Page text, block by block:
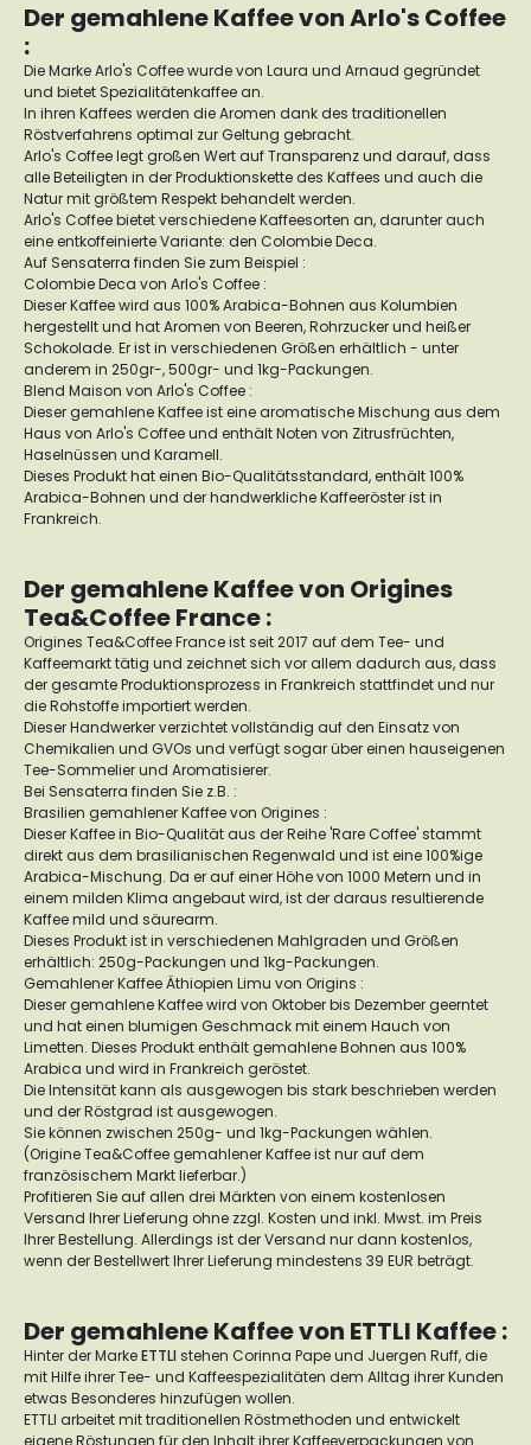
Der gemahlene Kaffee von Arlo's Coffee
:
Die Marke Arlo's Coffee wurde von Laura und Arnaud gegründet
und bietet Spezialitätenkaffee an.
In ihren Kaffees werden die Aromen dank des traditionellen
Röstverfahrens optimal zur Geltung gebracht.
Arlo's Coffee legt großen Wert auf Transparenz und darauf, dass
alle Beteiligten in der Produktionskette des Kaffees und auch die
Natur mit größtem Respekt behandelt werden.
Arlo's Coffee bietet verschiedene Kaffeesorten an, darunter auch
eine entkoffeinierte Variante: den Colombie Deca.
Auf Sensaterra finden Sie zum Beispiel :
Colombie Deca von Arlo's Coffee :
Dieser Kaffee wird aus 100% Arabica-Bohnen aus Kolumbien
hergestellt und hat Aromen von Beeren, Rohrzucker und heißer
Schokolade. Er ist in verschiedenen Größen erhältlich - unter
anderem in 250gr-, 500gr- und 1kg-Packungen.
Blend Maison von Arlo's Coffee :
Dieser gemahlene Kaffee ist eine aromatische Mischung aus dem
Haus von Arlo's Coffee und enthält Noten von Zitrusfrüchten,
Haselnüssen und Karamell.
Dieses Produkt hat einen Bio-Qualitätsstandard, enthält 100%
Arabica-Bohnen und der handwerkliche Kaffeeröster ist in
Frankreich.
Der gemahlene Kaffee von Origines
Tea&Coffee France :
Origines Tea&Coffee France ist seit 2017 auf dem Tee- und
Kaffeemarkt tätig und zeichnet sich vor allem dadurch aus, dass
der gesamte Produktionsprozess in Frankreich stattfindet und nur
die Rohstoffe importiert werden.
Dieser Handwerker verzichtet vollständig auf den Einsatz von
Chemikalien und GVOs und verfügt sogar über einen hauseigenen
Tee-Sommelier und Aromatisierer.
Bei Sensaterra finden Sie z.B. :
Brasilien gemahlener Kaffee von Origines :
Dieser Kaffee in Bio-Qualität aus der Reihe 'Rare Coffee' stammt
direkt aus dem brasilianischen Regenwald und ist eine 100%ige
Arabica-Mischung. Da er auf einer Höhe von 1000 Metern und in
einem milden Klima angebaut wird, ist der daraus resultierende
Kaffee mild und säurearm.
Dieses Produkt ist in verschiedenen Mahlgraden und Größen
erhältlich: 250g-Packungen und 1kg-Packungen.
Gemahlener Kaffee Äthiopien Limu von Origins :
Dieser gemahlene Kaffee wird von Oktober bis Dezember geerntet
und hat einen blumigen Geschmack mit einem Hauch von
Limetten. Dieses Produkt enthält gemahlene Bohnen aus 100%
Arabica und wird in Frankreich geröstet.
Die Intensität kann als ausgewogen bis stark beschrieben werden
und der Röstgrad ist ausgewogen.
Sie können zwischen 250g- und 1kg-Packungen wählen.
(Origine Tea&Coffee gemahlener Kaffee ist nur auf dem
französischem Markt lieferbar.)
Profitieren Sie auf allen drei Märkten von einem kostenlosen
Versand Ihrer Lieferung ohne zzgl. Kosten und inkl. Mwst. im Preis
Ihrer Bestellung. Allerdings ist der Versand nur dann kostenlos,
wenn der Bestellwert Ihrer Lieferung mindestens 39 EUR beträgt.
Der gemahlene Kaffee von ETTLI Kaffee :
Hinter der MarkeETTLI stehen Corinna Pape und Juergen Ruff, die
mit Hilfe ihrer Tee- und Kaffeespezialitäten dem Alltag ihrer Kunden
etwas Besonderes hinzufügen wollen.
ETTLI arbeitet mit traditionellen Röstmethoden und entwickelt
eigene Röstungen für den Inhalt ihrer Kaffeeverpackungen von